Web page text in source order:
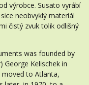
výrobce. Susato vyrábí
neobvyklý materiál
čistý zvuk tolik odlišný
was founded by
George Kelischek in
moved to Atlanta,